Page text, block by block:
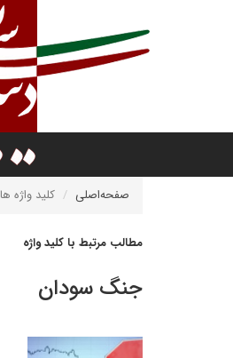
صفحه‌اصلی کلید واژه ها
مطالب مرتبط با کلید واژه
جنگ سودان